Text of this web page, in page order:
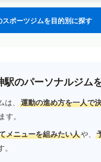
スポーツジムを目的別に探す
駅のパーソナルジム
、 運動の進め方を一人で
す。
メニューを組みたい人や、